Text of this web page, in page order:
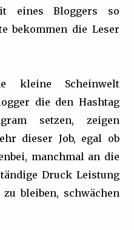
eines Bloggers so
bekommen die Leser
kleine Scheinwelt
die den Hashtag
setzen, zeigen
dieser Job, egal ob
manchmal an die
Druck Leistung
bleiben, schwächen